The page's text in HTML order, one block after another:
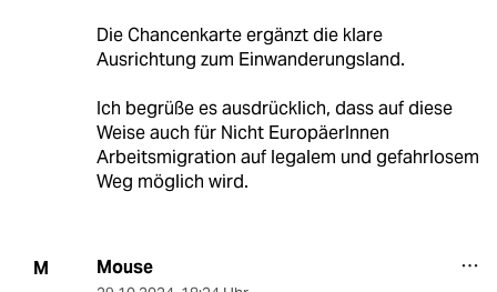
Die Chancenkarte ergänzt die klare
Ausrichtung zum Einwanderungsland.
Ich begrüße es ausdrücklich, dass auf diese
Weise auch für Nicht EuropäerInnen
Arbeitsmigration auf legalem und gefahrlosem
Weg möglich wird.
M Mouse